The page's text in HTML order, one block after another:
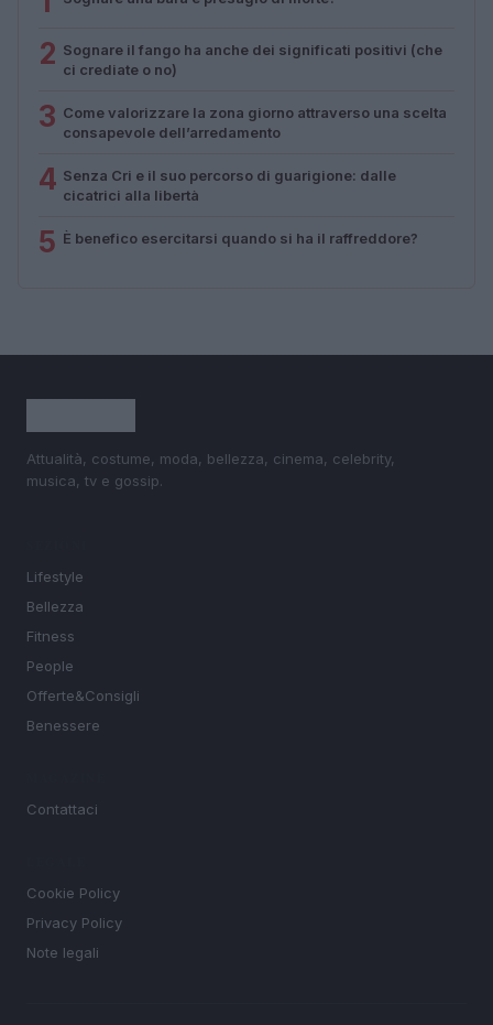
2 Sognare il fango ha anche dei significati positivi (che
ci crediate o no)
3 Come valorizzare la zona giorno attraverso una scelta
consapevole dell’arredamento
4 Senza Cri e il suo percorso di guarigione: dalle
cicatrici alla libertà
5 È benefico esercitarsi quando si ha il raffreddore?
Attualità, costume, moda, bellezza, cinema, celebrity,
musica, tv e gossip.
Lifestyle
Bellezza
Fitness
People
Offerte&Consigli
Benessere
Contattaci
Cookie Policy
Privacy Policy
Note legali